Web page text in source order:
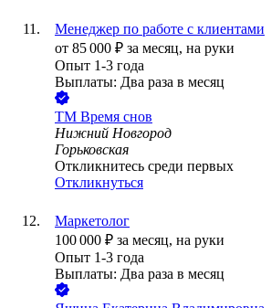
Менеджер по работе с клиентами
от 85 000 ₽ за месяц, на руки
Опыт 1-3 года
Выплаты: Два раза в месяц
ТМ Время снов
Нижний Новгород
Горьковская
Откликнитесь среди первых
Откликнуться
Маркетолог
100 000 ₽ за месяц, на руки
Опыт 1-3 года
Выплаты: Два раза в месяц